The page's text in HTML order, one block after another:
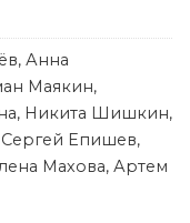
Анна
Маякин,
Никита Шишкин,
Епишев,
Махова, Артем